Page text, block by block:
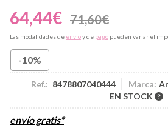
64,44€ 71,60€
Las modalidades de envíoy de pago pueden variar el
-10%
Ref.: 8478807040444 Marca:
EN STOCK
envío gratis*